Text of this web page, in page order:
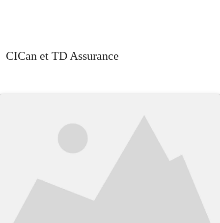
CICan et TD Assurance